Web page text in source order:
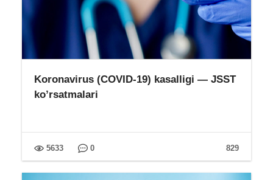
Koronavirus (COVID-19) kasalligi — JSST
ko’rsatmalari
829
5633 0